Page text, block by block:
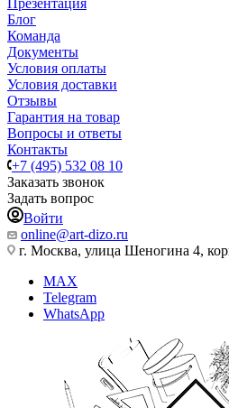
Презентация
Блог
Команда
Документы
Условия оплаты
Условия доставки
Отзывы
Гарантия на товар
Вопросы и ответы
Контакты
+7 (495) 532 08 10
Заказать звонок
Задать вопрос
Войти
online@art-dizo.ru
г. Москва, улица Шеногина 4,
MAX
Telegram
WhatsApp